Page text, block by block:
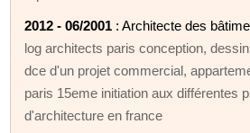
2012 - 06/2001 : Architecte des
log architects paris conception,
dce d'un projet commercial,
paris 15eme initiation aux différentes
d'architecture en france